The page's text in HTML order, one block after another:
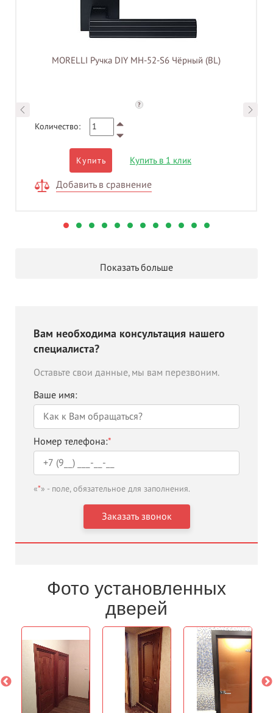
MORELLI Ручка DIY MH-52-S6 Чёрный (BL)
?
Количество:
Купить Купить в 1 клик
Добавить в сравнение
Показать больше
Вам необходима консультация нашего
специалиста?
Оставьте свои данные, мы вам перезвоним.
Ваше имя:
Номер телефона:*
«*» - поле, обязательное для заполнения.
Фото установленных
дверей